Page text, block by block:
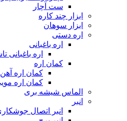
ست آچار
ابزار چند کاره
ابزار سوهان
اره دستی
اره باغبانی
اره باغبانی
کمان اره
کمان اره آهن
کمان اره
الماس شیشه بری
انبر
انبر اتصال